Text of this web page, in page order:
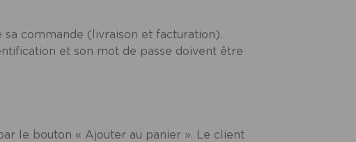
commande (livraison et facturation).
et son mot de passe doivent être
le bouton « Ajouter au panier ». Le client